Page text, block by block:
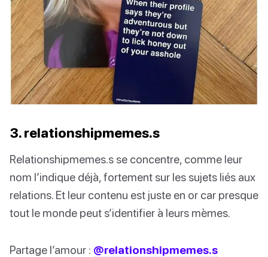
3. relationshipmemes.s
Relationshipmemes.s se concentre, comme leur
nom l’indique déjà, fortement sur les sujets liés aux
relations. Et leur contenu est juste en or car presque
tout le monde peut s’identifier à leurs mèmes.
Partage l’amour : @relationshipmemes.s